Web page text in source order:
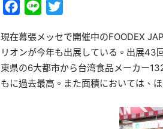
Facebook
Line
現在幕張メッセで開催中のFOODEX
リオンが今年も出展している。出展43
東県の6大都市から台湾食品メーカー
もに過去最高。また面積においては、